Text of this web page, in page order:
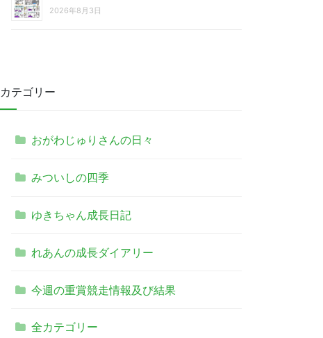
2026年8月3日
カテゴリー
おがわじゅりさんの日々
みついしの四季
ゆきちゃん成長日記
れあんの成長ダイアリー
今週の重賞競走情報及び結果
全カテゴリー